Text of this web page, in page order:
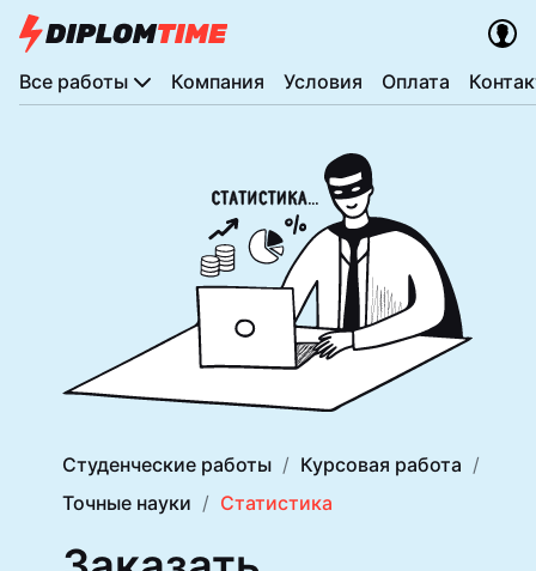
Все работы Компания Условия Оплата
Студенческие работы
Курсовая работа
Точные науки
Статистика